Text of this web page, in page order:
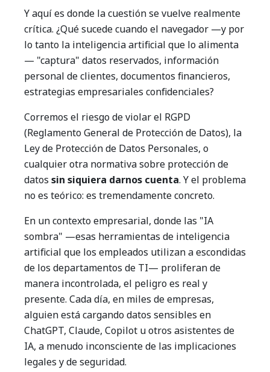
Y aquí es donde la cuestión se vuelve realmente
crítica. ¿Qué sucede cuando el navegador —y por
lo tanto la inteligencia artificial que lo alimenta
— "captura" datos reservados, información
personal de clientes, documentos financieros,
estrategias empresariales confidenciales?
Corremos el riesgo de violar el RGPD
(Reglamento General de Protección de Datos), la
Ley de Protección de Datos Personales, o
cualquier otra normativa sobre protección de
datos sin siquiera darnos cuenta. Y el problema
no es teórico: es tremendamente concreto.
En un contexto empresarial, donde las "IA
sombra" —esas herramientas de inteligencia
artificial que los empleados utilizan a escondidas
de los departamentos de TI— proliferan de
manera incontrolada, el peligro es real y
presente. Cada día, en miles de empresas,
alguien está cargando datos sensibles en
ChatGPT, Claude, Copilot u otros asistentes de
IA, a menudo inconsciente de las implicaciones
legales y de seguridad.